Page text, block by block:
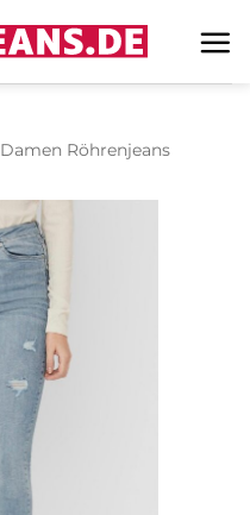
Damen Röhrenjeans